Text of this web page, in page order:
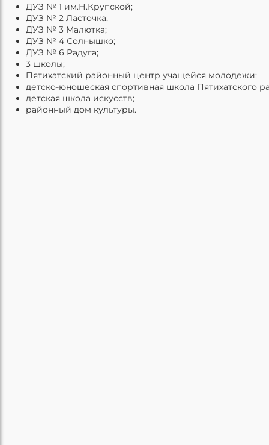
ДУЗ № 1 им.Н.Крупской;
ДУЗ № 2 Ласточка;
ДУЗ № 3 Малютка;
ДУЗ № 4 Солнышко;
ДУЗ № 6 Радуга;
3 школы;
Пятихатский районный центр учащейся молодежи;
детско-юношеская спортивная школа Пятихатского
детская школа искусств;
районный дом культуры.